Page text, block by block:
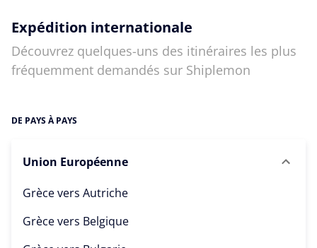
Expédition internationale
Découvrez quelques-uns des itinéraires les plus
fréquemment demandés sur Shiplemon
DE PAYS À PAYS
Union Européenne
Grèce vers Autriche
Grèce vers Belgique